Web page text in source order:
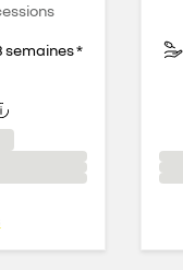
semaines *